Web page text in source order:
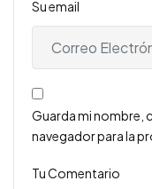
Su email
Guarda mi nombre,
navegador para la
Tu Comentario